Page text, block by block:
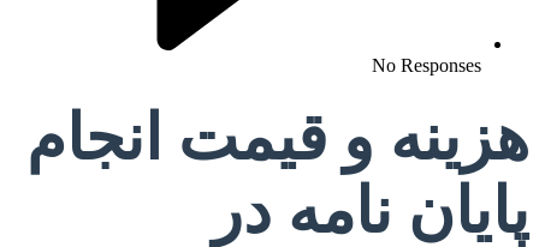
No Responses
هزینه و قیمت انجام
پایان نامه در